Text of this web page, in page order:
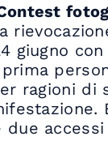
giugno
ragioni